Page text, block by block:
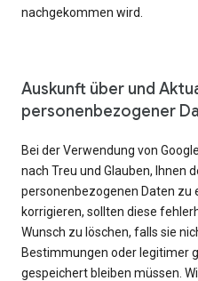
nachgekommen wird.
Auskunft über und
personenbezogener
Bei der Verwendung von
nach Treu und Glauben, Ihnen
personenbezogenen Daten zu
korrigieren, sollten diese
Wunsch zu löschen, falls sie
Bestimmungen oder legitimer
gespeichert bleiben müssen.